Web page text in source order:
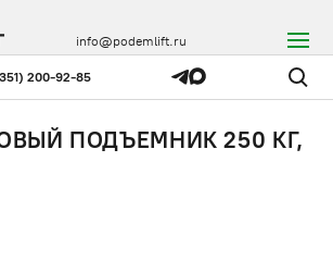
200-92-85
info@podemlift.ru
ПОДЪЕМНИК 250 КГ,